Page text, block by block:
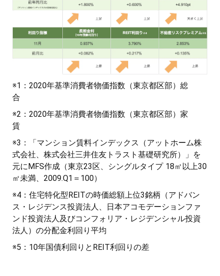
※1：2020年基準消費者物価指数（東京都区部）総
合
※2：2020年基準消費者物価指数（東京都区部）家
賃
※3：「マンション賃料インデックス（アットホーム株
式会社、株式会社三井住友トラスト基礎研究所）」を
元にMFS作成（東京23区、シングルタイプ 18㎡以上30
㎡未満、2009.Q1＝100）
※4：住宅特化型REITの時価総額上位3銘柄（アドバン
ス・レジデンス投資法人、日本アコモデーションファ
ンド投資法人及びコンフォリア・レジデンシャル投資
法人）の分配金利回り平均
※5：10年国債利回りとREIT利回りの差